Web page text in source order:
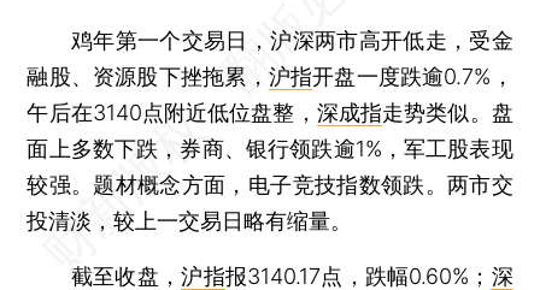
鸡年第一个交易日，沪深两市高开低走，受金
融股、资源股下挫拖累， 沪指开盘一度跌逾0.7%，
午后在3140点附近低位盘整， 深成指走势类似。盘
面上多数下跌，券商、银行领跌逾1%，军工股表现
较强。题材概念方面，电子竞技指数领跌。两市交
投清淡，较上一交易日略有缩量。
截至收盘，沪指报3140.17点，跌幅0.60%； 深